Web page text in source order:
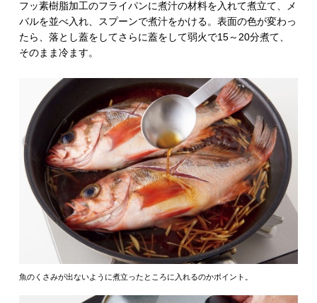
フッ素樹脂加工のフライパンに煮汁の材料を入れて煮立て、メ
バルを並べ入れ、スプーンで煮汁をかける。表面の色が変わっ
たら、落とし蓋をしてさらに蓋をして弱火で15～20分煮て、
そのまま冷ます。
魚のくさみが出ないように煮立ったところに入れるのかポイント。